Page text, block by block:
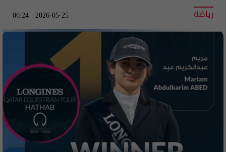
رياضة 2026-05-25 | 06:24